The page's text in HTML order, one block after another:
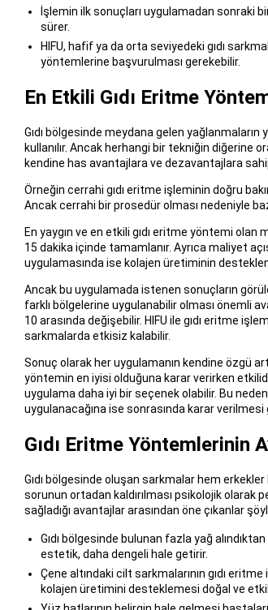
İşlemin ilk sonuçları uygulamadan sonraki
sürer.
HIFU, hafif ya da orta seviyedeki gıdı
yöntemlerine başvurulması gerekebilir.
En Etkili Gıdı Eritme
Gıdı bölgesinde meydana gelen
kullanılır. Ancak herhangi bir tekniğin diğerine
kendine has avantajlara ve dezavantajlara
Örneğin cerrahi gıdı eritme işleminin doğru
Ancak cerrahi bir prosedür olması nedeniyle
En yaygın ve en etkili gıdı eritme yöntemi
15 dakika içinde tamamlanır. Ayrıca maliyet
uygulamasında ise kolajen üretiminin
Ancak bu uygulamada istenen sonuçların
farklı bölgelerine uygulanabilir olması önemli
10 arasında değişebilir. HIFU ile gıdı eritme
sarkmalarda etkisiz kalabilir.
Sonuç olarak her uygulamanın kendine özgü
yöntemin en iyisi olduğuna karar verirken
uygulama daha iyi bir seçenek olabilir. Bu
uygulanacağına ise sonrasında karar verilmesi
Gıdı Eritme Yöntemlerinin
Gıdı bölgesinde oluşan sarkmalar hem
sorunun ortadan kaldırılması psikolojik olarak
sağladığı avantajlar arasından öne çıkanlar
Gıdı bölgesinde bulunan fazla yağ
estetik, daha dengeli hale getirir.
Çene altındaki cilt sarkmalarının gıdı
kolajen üretimini desteklemesi doğal ve